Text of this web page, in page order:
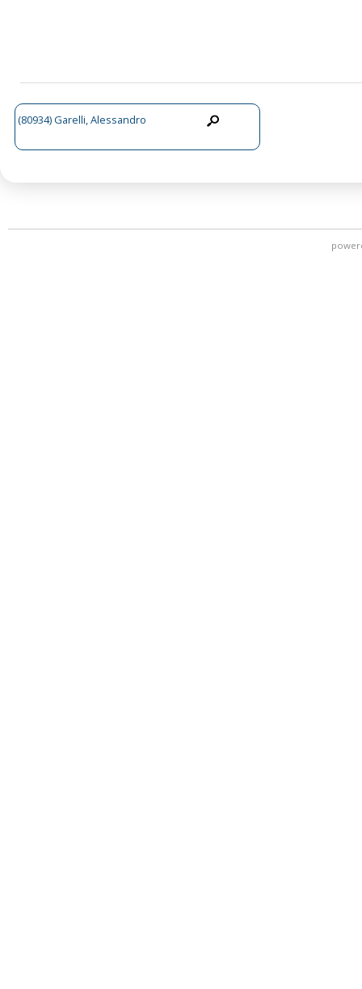
(80934) Garelli, Alessandro